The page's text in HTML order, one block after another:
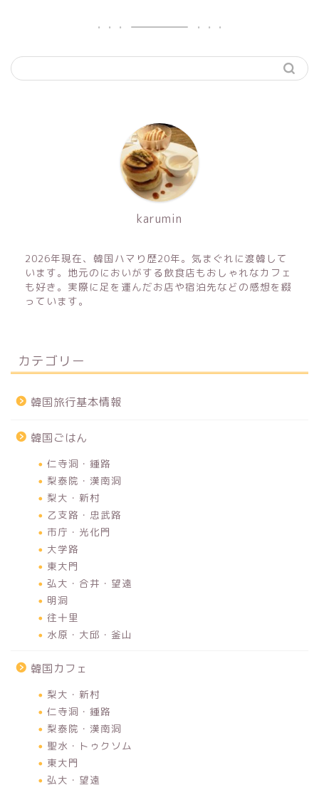
karumin
2026年現在、韓国ハマり歴20年。気まぐれに渡韓して
います。地元のにおいがする飲食店もおしゃれなカフェ
も好き。実際に足を運んだお店や宿泊先などの感想を綴
っています。
カテゴリー
韓国旅行基本情報
韓国ごはん
仁寺洞・鍾路
梨泰院・漢南洞
梨大・新村
乙支路・忠武路
市庁・光化門
大学路
東大門
弘大・合井・望遠
明洞
往十里
水原・大邱・釜山
韓国カフェ
梨大・新村
仁寺洞・鍾路
梨泰院・漢南洞
聖水・トゥクソム
東大門
弘大・望遠